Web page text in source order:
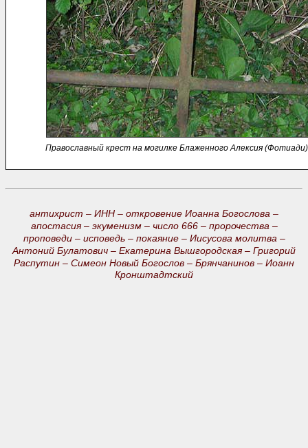
Православный крест на могилке Блаженного Алексия (Фотиади)
антихрист – ИНН – откровение Иоанна Богослова –
апостасия – экуменизм – число 666 – пророчества –
проповеди – исповедь – покаяние – Иисусова молитва –
Антоний Булатович – Екатерина Вышгородская – Григорий
Распутин – Симеон Новый Богослов – Брянчанинов – Иоанн
Кронштадтский